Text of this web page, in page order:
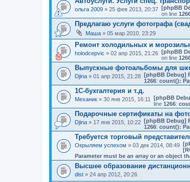
ольга 2009 » 25 фев 2013, 20:37 [phpBB
on line
Предлагаю услуги фотографа
Маша » 05 мар 2010, 23:29
Ремонт холодильных и
holodcepvic » 02 апр 2015, 21:26 [phpBB
on line
Выпускные фотоальбомы для
Djina » 01 апр 2015, 21:28 [phpBB Debug]
1266: count():
1С-бухгалтерия и т.д.
Механик » 30 янв 2015, 16:11 [phpBB
line 1266:
Подарочные сертификаты на
Djina » 17 янв 2015, 10:22 [phpBB Debug]
1266: count():
Требуется торговый
Окрыляем успехом » 03 дек 2014, 08:49
Parameter must be an array or an object
Высшее образование
dist » 24 апр 2012, 20:26